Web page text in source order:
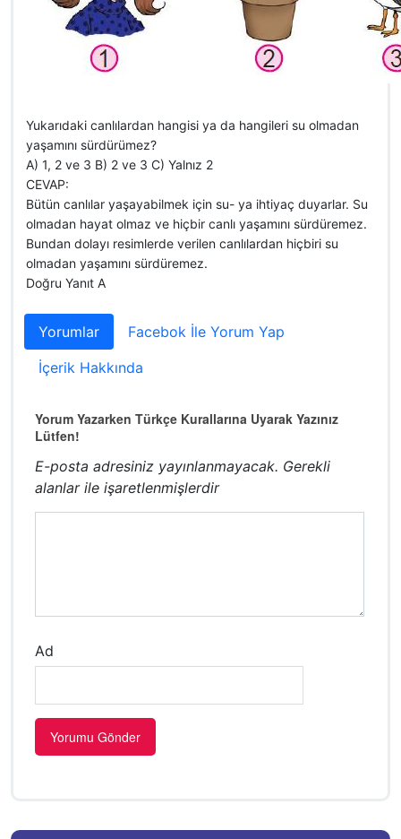
Yukarıdaki canlılardan hangisi ya da hangileri su olmadan
yaşamını sürdürümez?
A) 1, 2 ve 3 B) 2 ve 3 C) Yalnız 2
CEVAP:
Bütün canlılar yaşayabilmek için su- ya ihtiyaç duyarlar. Su
olmadan hayat olmaz ve hiçbir canlı yaşamını sürdüremez.
Bundan dolayı resimlerde verilen canlılardan hiçbiri su
olmadan yaşamını sürdüremez.
Doğru Yanıt A
Yorumlar
Facebok İle Yorum Yap
İçerik Hakkında
Yorum Yazarken Türkçe Kurallarına Uyarak Yazınız
Lütfen!
E-posta adresiniz yayınlanmayacak. Gerekli
alanlar ile işaretlenmişlerdir
Ad